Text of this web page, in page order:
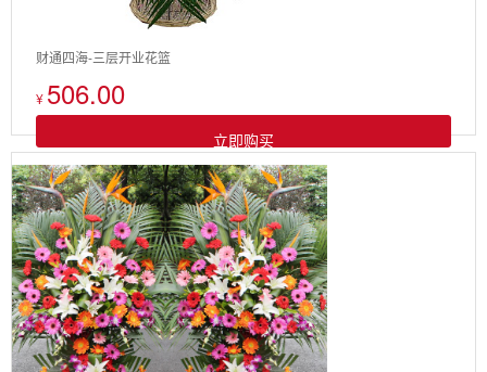
财通四海-三层开业花篮
¥ 506.00
立即购买